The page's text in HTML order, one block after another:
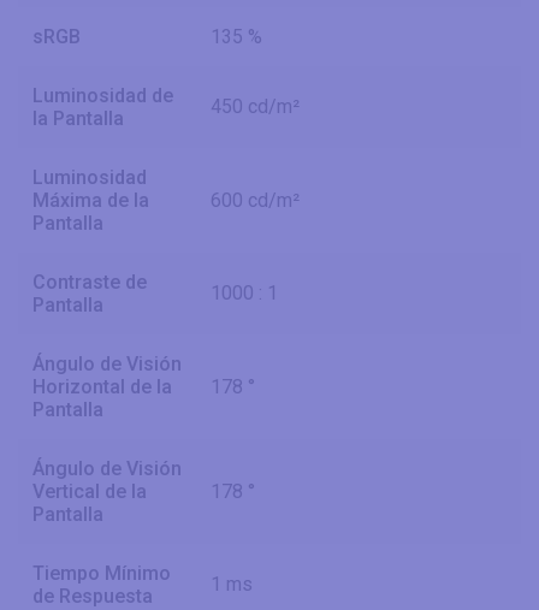
sRGB 135 %
Luminosidad de
la Pantalla
450 cd/m²
Luminosidad
Máxima de la
Pantalla
600 cd/m²
Contraste de
Pantalla
1000 : 1
Ángulo de Visión
Horizontal de la
Pantalla
178 °
Ángulo de Visión
Vertical de la
Pantalla
178 °
Tiempo Mínimo
de Respuesta
1 ms